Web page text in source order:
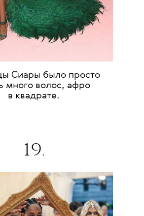
Сиары было просто
много волос, афро
в квадрате.
19.